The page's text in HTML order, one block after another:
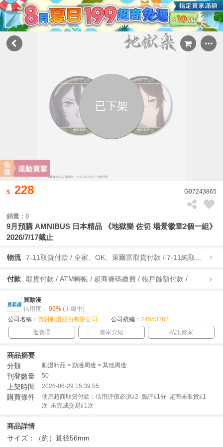
已下架
228 G07243865
銷量 : 0
9月預購 AMNIBUS 日本精品 《地獄樂 佐切 場景徽章2個一組》
2026/7/17截止
物流
付款 取貨付款 / ATM轉帳 / 超商條碼繳費 / 帳戶餘額付款 /
買動漫
信用度： 99% (上線中)
公司名稱： 買對動漫股份有限公司 公司統編： 24553282
逛賣場
賣家介紹 私訊賣家
商品摘要
分類
動漫精品 > 動漫周邊 > 其他周邊
刊登數量 50
上架時間 2026-06-29 15:39:55
購買條件
使用超商取貨付款：信用評價必須≧2 負評≦1分 超商未取貨≦1
次 未完成交易≦1次
商品詳情
サイズ：（約）直径56mm